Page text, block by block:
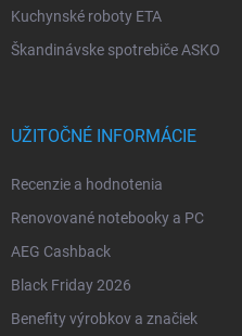
Kuchynské roboty ETA
Škandinávske spotrebiče ASKO
UŽITOČNÉ INFORMÁCIE
Recenzie a hodnotenia
Renovované notebooky a PC
AEG Cashback
Black Friday 2026
Benefity výrobkov a značiek